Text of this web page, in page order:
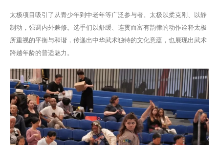
太极项目吸引了从青少年到中老年等广泛参与者。太极以柔克刚、以静
制动，强调内外兼修。选手们以舒缓、连贯而富有韵律的动作诠释太极
所重视的平衡与和谐，传递出中华武术独特的文化意蕴，也展现出武术
跨越年龄的普适魅力。